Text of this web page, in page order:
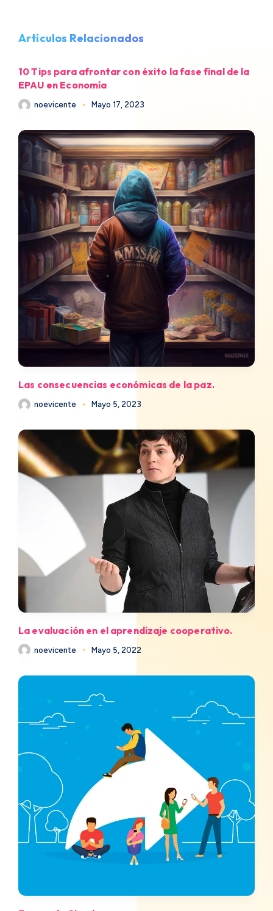
Artículos Relacionados
10 Tips para afrontar con éxito la fase final de la
EPAU en Economía
noevicente Mayo 17, 2023
Las consecuencias económicas de la paz.
noevicente Mayo 5, 2023
La evaluación en el aprendizaje cooperativo.
noevicente Mayo 5, 2022